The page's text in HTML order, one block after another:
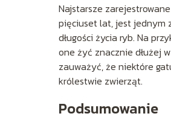
Najstarsze
pięciuset lat, jest jednym
długości życia ryb. Na
one żyć znacznie dłużej
zauważyć, że niektóre
królestwie zwierząt.
Podsumowanie